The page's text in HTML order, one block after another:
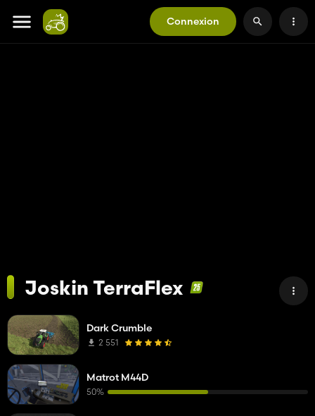
Connexion
Joskin TerraFlex
Dark Crumble
2 551
Matrot M44D
50%